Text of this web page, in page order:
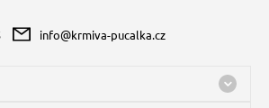
info@krmiva-pucalka.cz